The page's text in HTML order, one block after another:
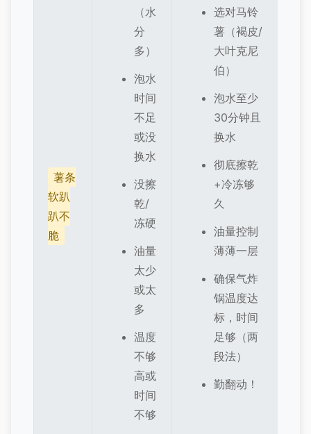
薯条
软趴
趴不
脆
（水
分
多）
泡水
时间
不足
或没
换水
没擦
乾/
冻硬
油量
太少
或太
多
温度
不够
高或
时间
不够
选对马铃
薯（褐皮/
大叶克尼
伯）
泡水至少
30分钟且
换水
彻底擦乾
+冷冻够
久
油量控制
薄薄一层
确保气炸
锅温度达
标，时间
足够（两
段法）
勤翻动！